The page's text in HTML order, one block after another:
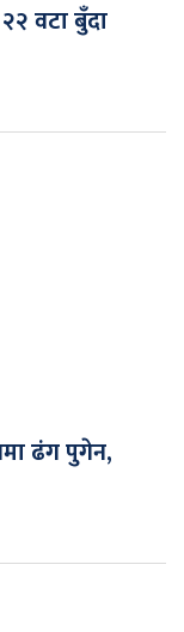
वटा बुँदा
ढंग पुगेन,